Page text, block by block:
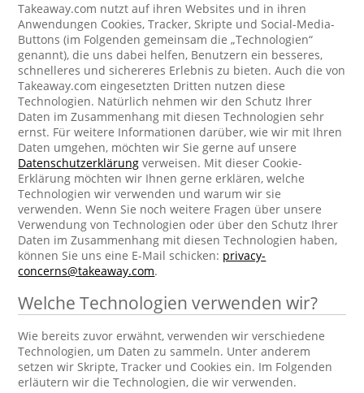
Takeaway.com nutzt auf ihren Websites und in ihren
Anwendungen Cookies, Tracker, Skripte und Social-Media-
Buttons (im Folgenden gemeinsam die „Technologien“
genannt), die uns dabei helfen, Benutzern ein besseres,
schnelleres und sichereres Erlebnis zu bieten. Auch die von
Takeaway.com eingesetzten Dritten nutzen diese
Technologien. Natürlich nehmen wir den Schutz Ihrer
Daten im Zusammenhang mit diesen Technologien sehr
ernst. Für weitere Informationen darüber, wie wir mit Ihren
Daten umgehen, möchten wir Sie gerne auf unsere
Datenschutzerklärung verweisen. Mit dieser Cookie-
Erklärung möchten wir Ihnen gerne erklären, welche
Technologien wir verwenden und warum wir sie
verwenden. Wenn Sie noch weitere Fragen über unsere
Verwendung von Technologien oder über den Schutz Ihrer
Daten im Zusammenhang mit diesen Technologien haben,
können Sie uns eine E-Mail schicken: privacy-
concerns@takeaway.com.
Welche Technologien verwenden wir?
Wie bereits zuvor erwähnt, verwenden wir verschiedene
Technologien, um Daten zu sammeln. Unter anderem
setzen wir Skripte, Tracker und Cookies ein. Im Folgenden
erläutern wir die Technologien, die wir verwenden.